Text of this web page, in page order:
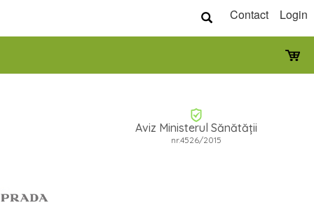
Contact Login
Aviz Ministerul Sănătății
nr.4526/2015